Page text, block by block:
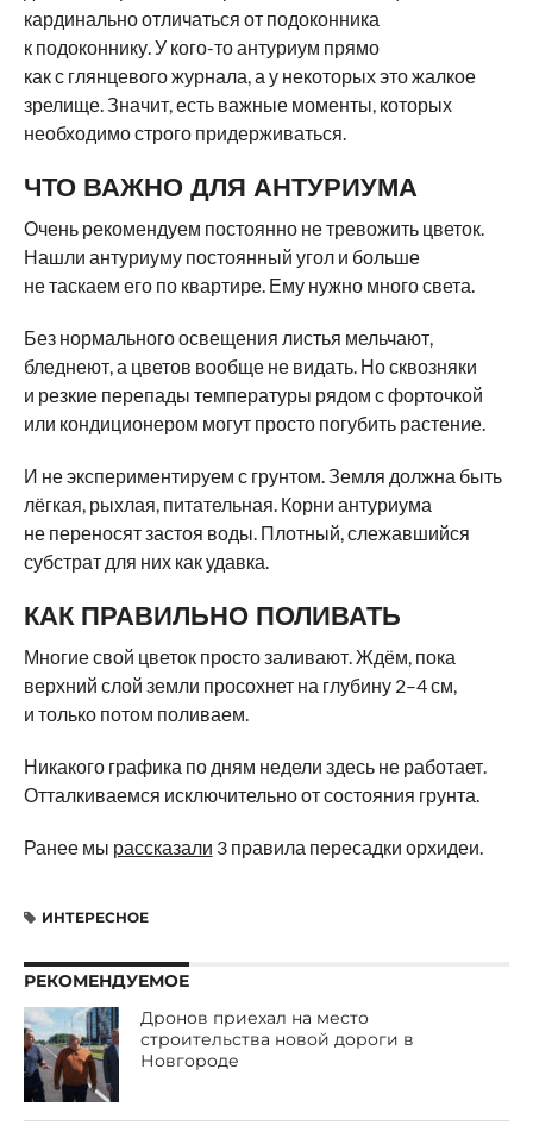
кардинально отличаться от подоконника
к подоконнику. У кого-то антуриум прямо
как с глянцевого журнала, а у некоторых это жалкое
зрелище. Значит, есть важные моменты, которых
необходимо строго придерживаться.
ЧТО ВАЖНО ДЛЯ АНТУРИУМА
Очень рекомендуем постоянно не тревожить цветок.
Нашли антуриуму постоянный угол и больше
не таскаем его по квартире. Ему нужно много света.
Без нормального освещения листья мельчают,
бледнеют, а цветов вообще не видать. Но сквозняки
и резкие перепады температуры рядом с форточкой
или кондиционером могут просто погубить растение.
И не экспериментируем с грунтом. Земля должна быть
лёгкая, рыхлая, питательная. Корни антуриума
не переносят застоя воды. Плотный, слежавшийся
субстрат для них как удавка.
КАК ПРАВИЛЬНО ПОЛИВАТЬ
Многие свой цветок просто заливают. Ждём, пока
верхний слой земли просохнет на глубину 2–4 см,
и только потом поливаем.
Никакого графика по дням недели здесь не работает.
Отталкиваемся исключительно от состояния грунта.
Ранее мы рассказали 3 правила пересадки орхидеи.
ИНТЕРЕСНОЕ
РЕКОМЕНДУЕМОЕ
Дронов приехал на место
строительства новой дороги в
Новгороде